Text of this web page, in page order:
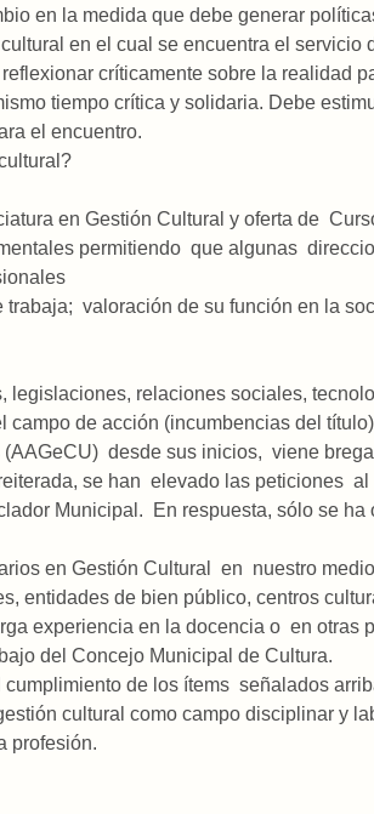
en la medida que debe generar
en el cual se encuentra el servicio
críticamente sobre la realidad
tiempo crítica y solidaria. Debe
el encuentro.
en Gestión Cultural y oferta de
permitiendo que algunas
valoración de su función en la
relaciones sociales,
de acción (incumbencias del título)
desde sus inicios, viene
se han elevado las peticiones
Municipal. En respuesta, sólo se
en Gestión Cultural en nuestro
entidades de bien público, centros
experiencia en la docencia o en otras
del Concejo Municipal de Cultura.
de los ítems señalados
cultural como campo disciplinar y
profesión.